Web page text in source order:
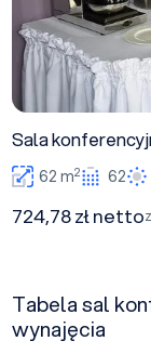
Sala
62 m2 62
724,78 zł netto
Tabela sal
wynajęcia